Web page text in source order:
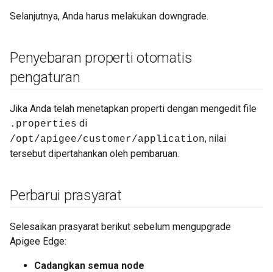
Selanjutnya, Anda harus melakukan downgrade.
Penyebaran properti otomatis
pengaturan
Jika Anda telah menetapkan properti dengan mengedit file
.properties di
/opt/apigee/customer/application, nilai
tersebut dipertahankan oleh pembaruan.
Perbarui prasyarat
Selesaikan prasyarat berikut sebelum mengupgrade
Apigee Edge:
Cadangkan semua node